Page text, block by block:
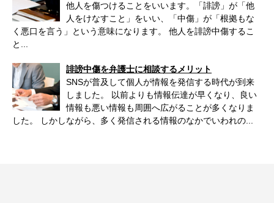
他人を傷つけることをいいます。「誹謗」が「他
人をけなすこと」をいい、「中傷」が「根拠もな
く悪口を言う」という意味になります。 他人を誹謗中傷するこ
と...
誹謗中傷を弁護士に相談するメリット
SNSが普及して個人が情報を発信する時代が到来
しました。 以前よりも情報伝達が早くなり、良い
情報も悪い情報も周囲へ広がることが多くなりま
した。 しかしながら、多く発信される情報のなかでいわれの...